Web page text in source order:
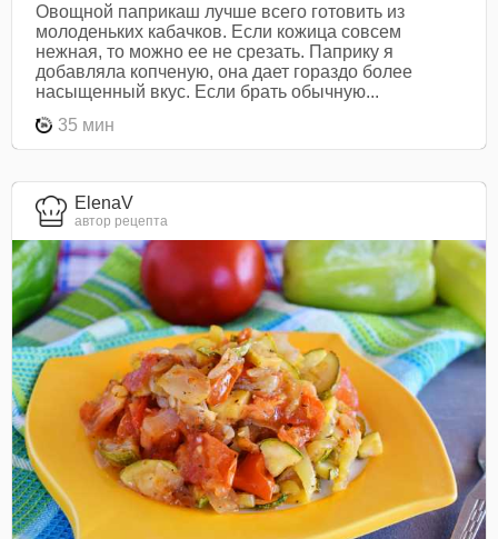
Овощной паприкаш лучше всего готовить из
молоденьких кабачков. Если кожица совсем
нежная, то можно ее не срезать. Паприку я
добавляла копченую, она дает гораздо более
насыщенный вкус. Если брать обычную...
35 мин
ElenaV
автор рецепта